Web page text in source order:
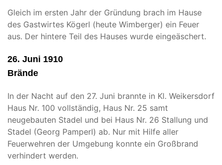
Gleich im ersten Jahr der Gründung brach im Hause
des Gastwirtes Kögerl (heute Wimberger) ein Feuer
aus. Der hintere Teil des Hauses wurde eingeäschert.
26. Juni 1910
Brände
In der Nacht auf den 27. Juni brannte in Kl. Weikersdorf
Haus Nr. 100 vollständig, Haus Nr. 25 samt
neugebauten Stadel und bei Haus Nr. 26 Stallung und
Stadel (Georg Pamperl) ab. Nur mit Hilfe aller
Feuerwehren der Umgebung konnte ein Großbrand
verhindert werden.